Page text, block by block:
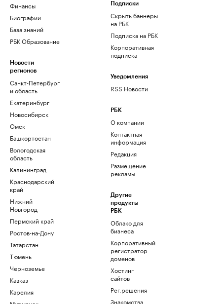
Финансы
Биографии
База знаний
РБК Образование
Новости
регионов
Санкт-Петербург
и область
Екатеринбург
Новосибирск
Омск
Башкортостан
Вологодская
область
Калининград
Краснодарский
край
Нижний
Новгород
Пермский край
Ростов-на-Дону
Татарстан
Тюмень
Черноземье
Кавказ
Карелия
Подписки
Скрыть баннеры
на РБК
Подписка на РБК
Корпоративная
подписка
Уведомления
RSS Новости
РБК
О компании
Контактная
информация
Редакция
Размещение
рекламы
Другие
продукты
РБК
Облако для
бизнеса
Корпоративный
регистратор
доменов
Хостинг
сайтов
Рег.решения
Знакомства